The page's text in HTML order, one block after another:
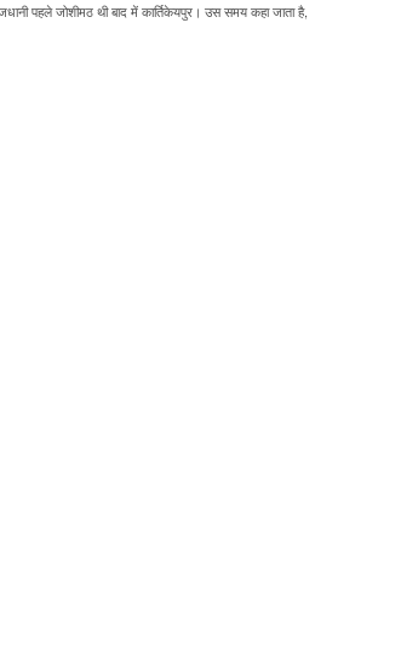
पहले जोशीमठ थी बाद में कार्तिकेयपुर। उस समय कहा जाता है,